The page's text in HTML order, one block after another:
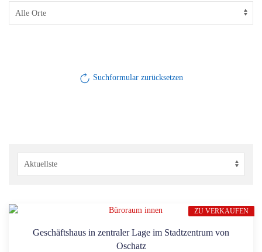
Suchformular zurücksetzen
Geschäftshaus in zentraler Lage im Stadtzentrum von
Oschatz
ZU VERKAUFEN